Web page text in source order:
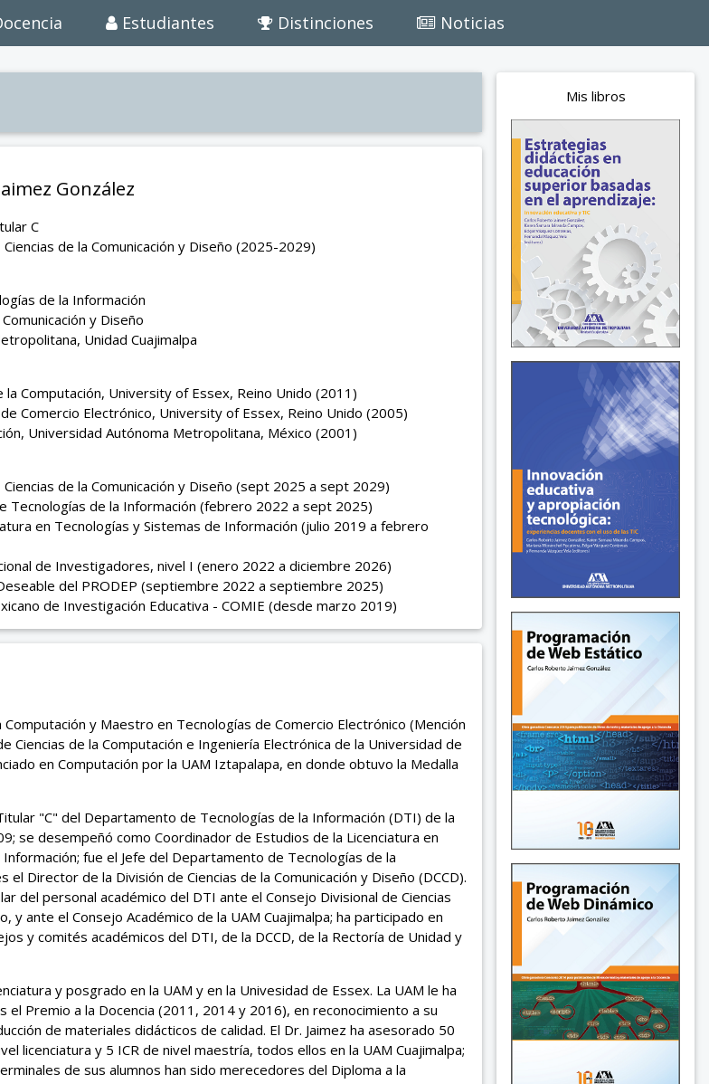
Estudiantes Distinciones Noticias
González
C
de la Comunicación y Diseño (2025-2029)
de la Información
y Diseño
Unidad Cuajimalpa
Computación, University of Essex, Reino Unido (2011)
Comercio Electrónico, University of Essex, Reino Unido (2005)
Universidad Autónoma Metropolitana, México (2001)
de la Comunicación y Diseño (sept 2025 a sept 2029)
Tecnologías de la Información (febrero 2022 a sept 2025)
en Tecnologías y Sistemas de Información (julio 2019 a febrero
de Investigadores, nivel I (enero 2022 a diciembre 2026)
del PRODEP (septiembre 2022 a septiembre 2025)
de Investigación Educativa - COMIE (desde marzo 2019)
Computación y Maestro en Tecnologías de Comercio Electrónico (Mención
Ciencias de la Computación e Ingeniería Electrónica de la Universidad de
en Computación por la UAM Iztapalapa, en donde obtuvo la Medalla
"C" del Departamento de Tecnologías de la Información (DTI) de la
se desempeñó como Coordinador de Estudios de la Licenciatura en
fue el Jefe del Departamento de Tecnologías de la
el Director de la División de Ciencias de la Comunicación y Diseño (DCCD).
del personal académico del DTI ante el Consejo Divisional de Ciencias
y ante el Consejo Académico de la UAM Cuajimalpa; ha participado en
y comités académicos del DTI, de la DCCD, de la Rectoría de Unidad y
y posgrado en la UAM y en la Univesidad de Essex. La UAM le ha
Premio a la Docencia (2011, 2014 y 2016), en reconocimiento a su
de materiales didácticos de calidad. El Dr. Jaimez ha asesorado 50
licenciatura y 5 ICR de nivel maestría, todos ellos en la UAM Cuajimalpa;
de sus alumnos han sido merecedores del Diploma a la
Mis libros